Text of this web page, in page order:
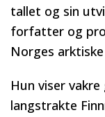
tallet og sin
forfatter og
Norges
Hun viser
langstrakte